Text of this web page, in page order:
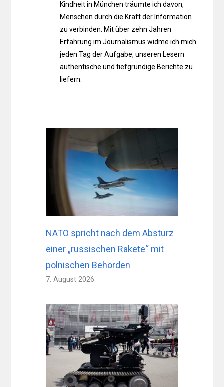
Kindheit in München träumte ich davon,
Menschen durch die Kraft der Information
zu verbinden. Mit über zehn Jahren
Erfahrung im Journalismus widme ich mich
jeden Tag der Aufgabe, unseren Lesern
authentische und tiefgründige Berichte zu
liefern.
NATO spricht nach dem Absturz
einer „russischen Rakete“ mit
polnischen Behörden
7. August 2026